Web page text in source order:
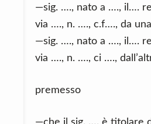
—sig. …., nato a …., il….
via …., n. …., c.f…., da
—sig. …., nato a …., il….
via …., n. …., ci ….,
premesso